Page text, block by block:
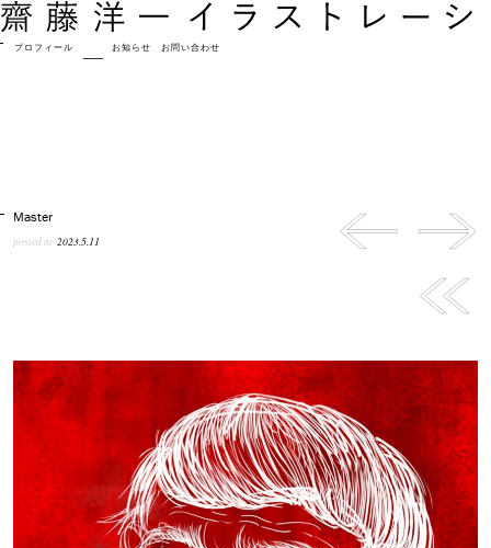
プロフィール お知らせ お問い合わせ
Master
posted at 2023.5.11